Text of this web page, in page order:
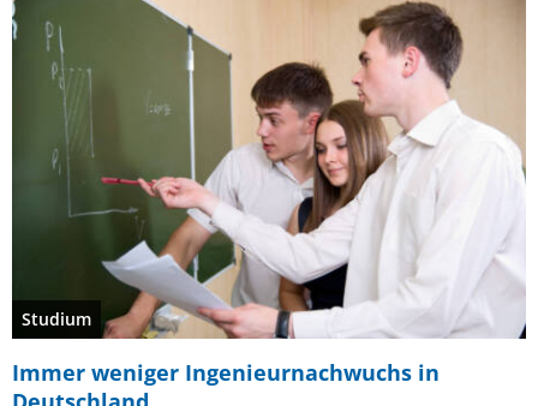
Studium
Immer weniger Ingenieurnachwuchs in